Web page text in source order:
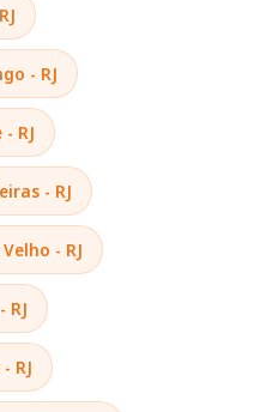
- RJ
RJ
- RJ
- RJ
RJ
RJ